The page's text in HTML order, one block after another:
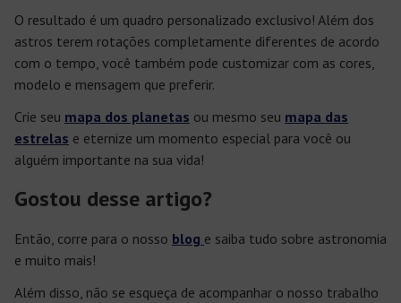
O resultado é um quadro personalizado exclusivo! Além dos
astros terem rotações completamente diferentes de acordo
com o tempo, você também pode customizar com as cores,
modelo e mensagem que preferir.
Crie seu mapa dos planetas ou mesmo seu mapa das
estrelas e eternize um momento especial para você ou
alguém importante na sua vida!
Gostou desse artigo?
Então, corre para o nosso blog e saiba tudo sobre astronomia
e muito mais!
Além disso, não se esqueça de acompanhar o nosso trabalho